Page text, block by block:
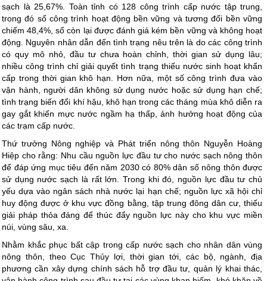
sạch là 25,67%. Toàn tỉnh có 128 công trình cấp nước tập trung,
trong đó số công trình hoạt động bền vững và tương đối bền vững
chiếm 48,4%, số còn lại được đánh giá kém bền vững và không hoạt
động. Nguyên nhân dẫn đến tình trạng nêu trên là do các công trình
có quy mô nhỏ, đầu tư chưa hoàn chỉnh, thời gian sử dụng lâu;
nhiều công trình chỉ giải quyết tình trạng thiếu nước sinh hoạt khẩn
cấp trong thời gian khô hạn. Hơn nữa, một số công trình đưa vào
vận hành, người dân không sử dụng nước hoặc sử dụng hạn chế;
tình trạng biến đổi khí hậu, khô hạn trong các tháng mùa khô diễn ra
gay gắt khiến mực nước ngầm hạ thấp, ảnh hưởng hoạt động của
các trạm cấp nước.
Thứ trưởng Nông nghiệp và Phát triển nông thôn Nguyễn Hoàng
Hiệp cho rằng: Nhu cầu nguồn lực đầu tư cho nước sạch nông thôn
để đáp ứng mục tiêu đến năm 2030 có 80% dân số nông thôn được
sử dụng nước sạch là rất lớn. Trong khi đó, nguồn lực đầu tư chủ
yếu dựa vào ngân sách nhà nước lại hạn chế; nguồn lực xã hội chỉ
huy động được ở khu vực đồng bằng, tập trung đông dân cư, thiếu
giải pháp thỏa đáng để thúc đẩy nguồn lực này cho khu vực miền
núi, vùng sâu, xa.
Nhằm khắc phục bất cập trong cấp nước sạch cho nhân dân vùng
nông thôn, theo Cục Thủy lợi, thời gian tới, các bộ, ngành, địa
phương cần xây dựng chính sách hỗ trợ đầu tư, quản lý khai thác,